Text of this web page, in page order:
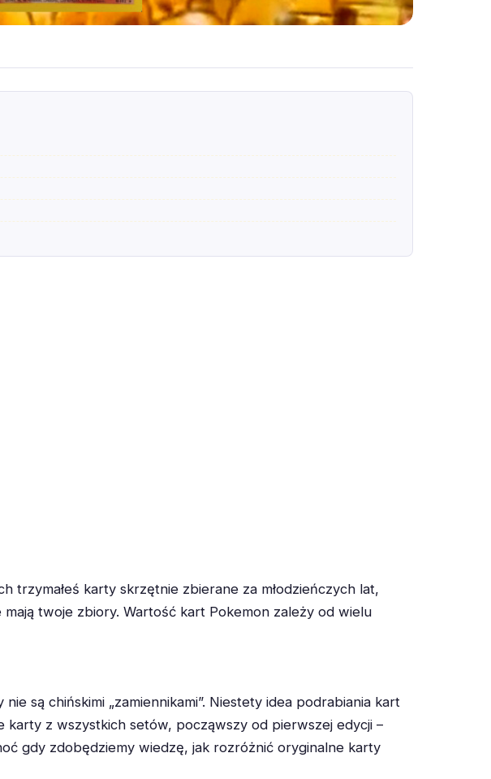
trzymałeś karty skrzętnie zbierane za młodzieńczych lat,
twoje zbiory. Wartość kart Pokemon zależy od wielu
są chińskimi „zamiennikami”. Niestety idea podrabiania kart
karty z wszystkich setów, począwszy od pierwszej edycji –
gdy zdobędziemy wiedzę, jak rozróżnić oryginalne karty